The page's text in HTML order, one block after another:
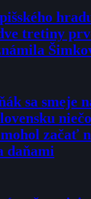
tretiny
sa smeje
začať
daňami